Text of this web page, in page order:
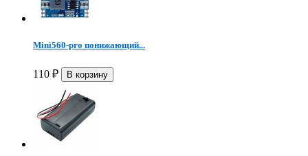
Mini560-pro понижающий...
110 ₽